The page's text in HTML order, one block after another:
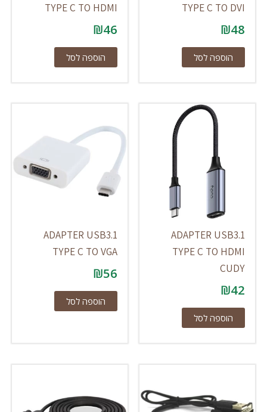
TYPE C TO DVI
₪48
הוספה לסל
TYPE C TO HDMI
₪46
הוספה לסל
ADAPTER USB3.1
TYPE C TO HDMI
CUDY
₪42
הוספה לסל
ADAPTER USB3.1
TYPE C TO VGA
₪56
הוספה לסל